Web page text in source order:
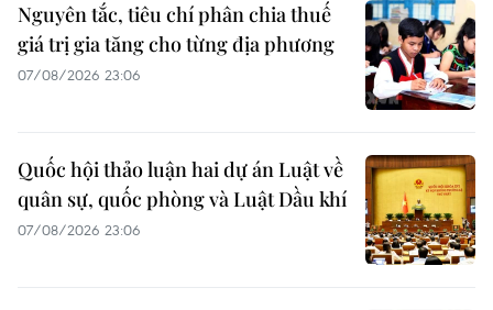
Nguyên tắc, tiêu chí phân chia thuế
giá trị gia tăng cho từng địa phương
07/08/2026 23:06
Quốc hội thảo luận hai dự án Luật về
quân sự, quốc phòng và Luật Dầu khí
07/08/2026 23:06